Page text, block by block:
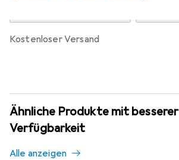
kostenloser Versand
Ähnliche Produkte mit besserer
Verfügbarkeit
Alle anzeigen